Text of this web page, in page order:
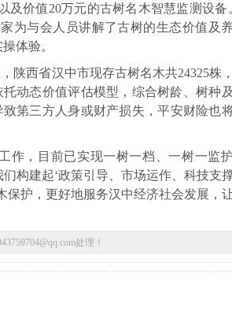
及价值20万元的古树名木智慧监测设备
为与会人员讲解了古树的生态价值及
体验。
陕西省汉中市现存古树名木共24325株
动态价值评估模型，综合树龄、树种
第三方人身或财产损失，平安财险也
作，目前已实现一树一档、一树一监
构建起‘政策引导、市场运作、科技支
保护，更好地服务汉中经济社会发展，
处理！